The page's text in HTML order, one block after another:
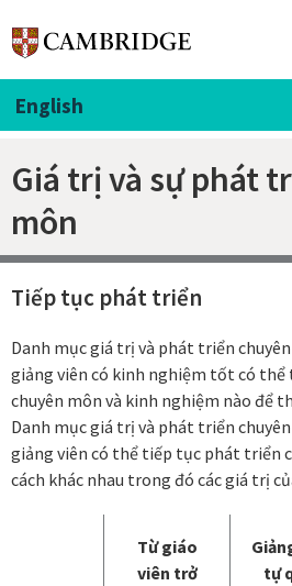
English
Giá trị và sự phát
môn
Tiếp tục phát triển
Danh mục giá trị và phát triển
giảng viên có kinh nghiệm tốt có
chuyên môn và kinh nghiệm nào để
Danh mục giá trị và phát triển
giảng viên có thể tiếp tục phát triển
cách khác nhau trong đó các giá trị
Từ giáo
viên trở
tự